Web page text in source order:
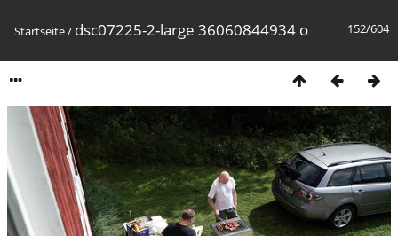
152/604
Startseite/ dsc07225-2-large 36060844934 o